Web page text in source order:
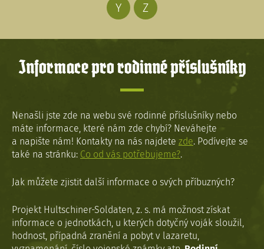
Y
Z
Informace pro rodinné příslušníky
Nenašli jste zde na webu své rodinné příslušníky nebo
máte informace, které nám zde chybí? Neváhejte
a napište nám! Kontakty na nás najdete zde. Podívejte se
také na stránku: Co od vás potřebujeme?.
Jak můžete zjistit další informace o svých příbuzných?
Projekt Hultschiner-Soldaten, z. s. má možnost získat
informace o jednotkách, u kterých dotyčný voják sloužil,
hodnost, případná zranění a pobyt v lazaretu,